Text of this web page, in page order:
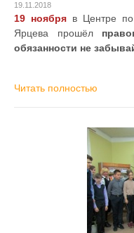
19.11.2018
19 ноябряв Центре по
Ярцева прошёл
обязанности не
Читать полностью